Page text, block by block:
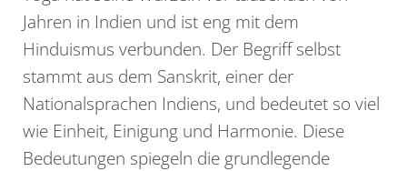
Jahren in Indien und ist eng mit dem
Hinduismus verbunden. Der Begriff selbst
stammt aus dem Sanskrit, einer der
Nationalsprachen Indiens, und bedeutet so viel
wie Einheit, Einigung und Harmonie. Diese
Bedeutungen spiegeln die grundlegende